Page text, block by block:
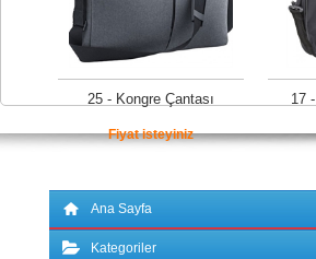
25 - Kongre Çantası
Fiyat isteyiniz
17
Ana Sayfa
Kategoriler